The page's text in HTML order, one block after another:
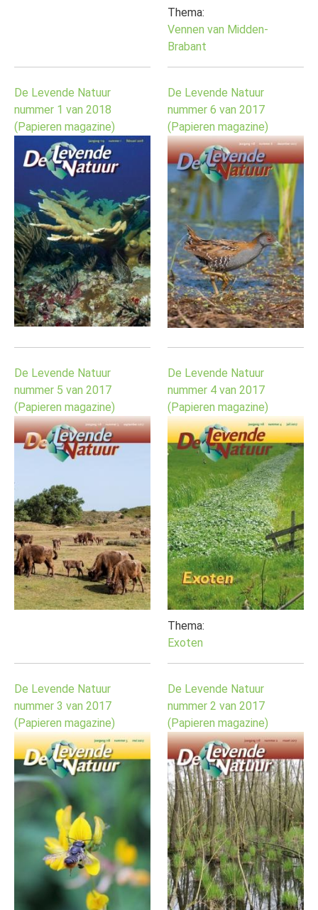
Thema:
Vennen van Midden-
Brabant
De Levende Natuur
nummer 1 van 2018
(Papieren magazine)
De Levende Natuur
nummer 6 van 2017
(Papieren magazine)
De Levende Natuur
nummer 5 van 2017
(Papieren magazine)
De Levende Natuur
nummer 4 van 2017
(Papieren magazine)
Thema:
Exoten
De Levende Natuur
nummer 3 van 2017
(Papieren magazine)
De Levende Natuur
nummer 2 van 2017
(Papieren magazine)